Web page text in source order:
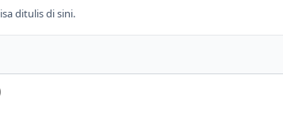
ditulis di sini.